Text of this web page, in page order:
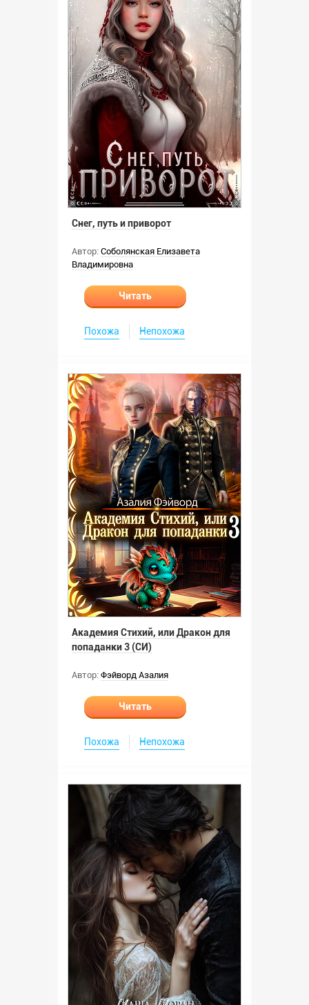
Снег, путь и приворот
Автор: Соболянская Елизавета
Владимировна
Читать
Похожа Непохожа
Академия Стихий, или Дракон для
попаданки 3 (СИ)
Автор: Фэйворд Азалия
Читать
Похожа Непохожа